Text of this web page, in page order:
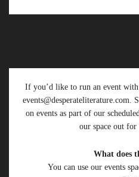
If you’d like to run an event
events@desperateliterature.com.
on events as part of our
our space out for
What does
You can use our events